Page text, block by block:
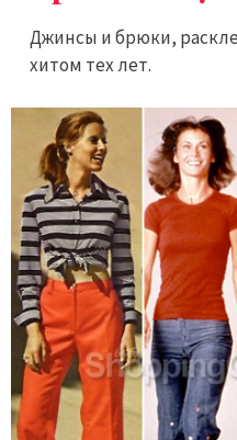
Джинсы и брюки,
хитом тех лет.